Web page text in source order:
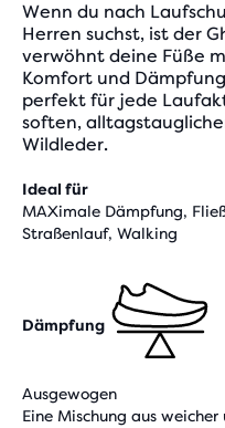
Wenn du nach
Herren suchst, ist der
verwöhnt deine Füße
Komfort und
perfekt für jede
soften,
Wildleder.
Ideal für
MAXimale Dämpfung,
Straßenlauf, Walking
Dämpfung
Ausgewogen
Eine Mischung aus